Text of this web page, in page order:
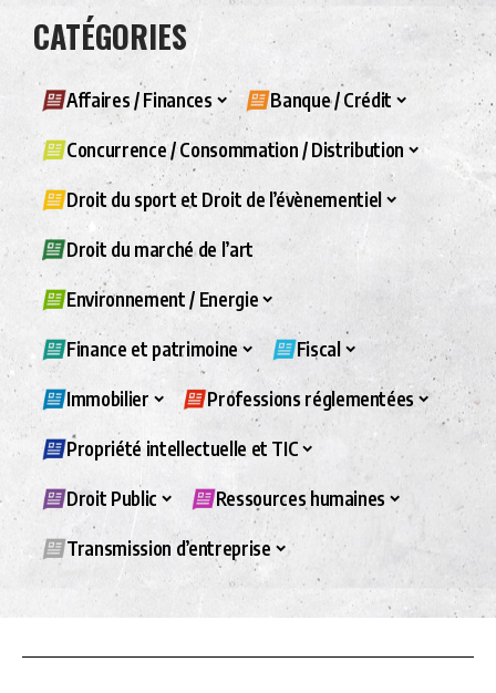
CATÉGORIES
Affaires / Finances Banque / Crédit
Concurrence / Consommation / Distribution
Droit du sport et Droit de l’évènementiel
Droit du marché de l’art
Environnement / Energie
Finance et patrimoine Fiscal
Immobilier Professions réglementées
Propriété intellectuelle et TIC
Droit Public Ressources humaines
Transmission d’entreprise